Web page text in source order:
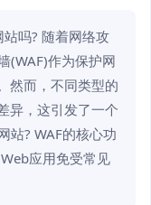
吗? 随着网络攻
(WAF)作为保护网
然而，不同类型的
异，这引发了一个
站? WAF的核心功
应用免受常见